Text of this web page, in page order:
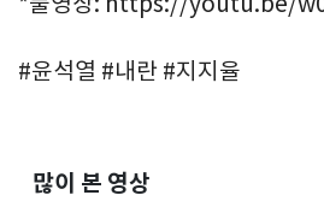
#윤석열 #내란 #지지율
많이 본 영상